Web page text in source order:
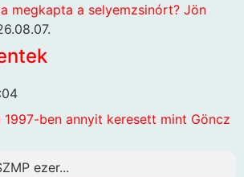
megkapta a selyemzsinórt? Jön
1997-ben annyit keresett mint Göncz
ezer...